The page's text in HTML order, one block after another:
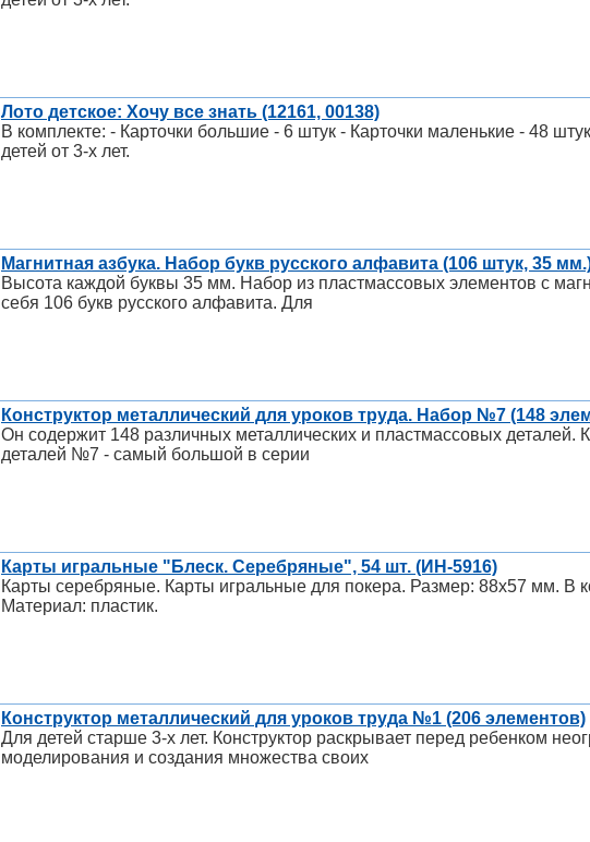
Лото детское: Хочу все знать (12161, 00138)
В комплекте: - Карточки большие - 6 штук - Карточки маленькие - 48
детей от 3-х лет.
Магнитная азбука. Набор букв русского алфавита (106 штук, 35
Высота каждой буквы 35 мм. Набор из пластмассовых элементов с
себя 106 букв русского алфавита. Для
Конструктор металлический для уроков труда. Набор №7 (148
Он содержит 148 различных металлических и пластмассовых деталей.
деталей №7 - самый большой в серии
Карты игральные "Блеск. Серебряные", 54 шт. (ИН-5916)
Карты серебряные. Карты игральные для покера. Размер: 88х57 мм. В
Материал: пластик.
Конструктор металлический для уроков труда №1 (206 элементов)
Для детей старше 3-х лет. Конструктор раскрывает перед ребенком
моделирования и создания множества своих